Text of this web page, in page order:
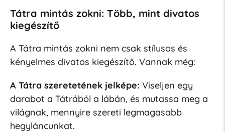
Tátra mintás zokni: Több, mint divatos
kiegészítő
A Tátra mintás zokni nem csak stílusos és
kényelmes divatos kiegészítő. Vannak még:
A Tátra szeretetének jelképe: Viseljen egy
darabot a Tátrából a lábán, és mutassa meg a
világnak, mennyire szereti legmagasabb
hegyláncunkat.